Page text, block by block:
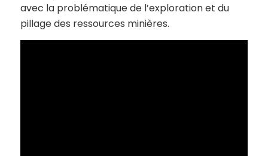
avec la problématique de l’exploration et du
pillage des ressources minières.